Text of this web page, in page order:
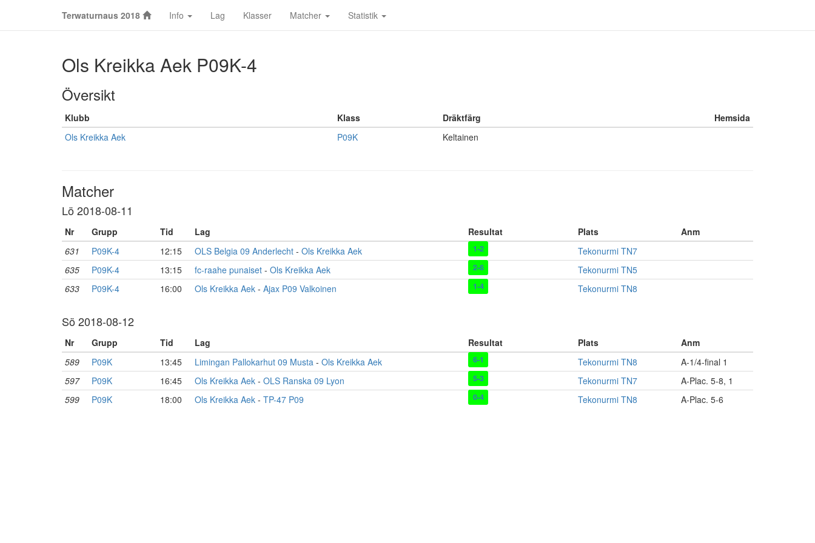
Terwaturnaus 2018 Info Lag Klasser Matcher Statistik
Ols Kreikka Aek P09K-4
Översikt
Klubb Klass Dräktfärg
Hemsida
Ols Kreikka Aek
P09K Keltainen
Matcher
Lö 2018-08-11
Nr Grupp Tid Lag Resultat Plats
Anm
631
P09K-4 12:15 OLS Belgia 09 Anderlecht - Ols Kreikka Aek 1-2
Tekonurmi TN7
635
P09K-4 13:15 fc-raahe punaiset - Ols Kreikka Aek 2-6
Tekonurmi TN5
633
P09K-4 16:00 Ols Kreikka Aek - Ajax P09 Valkoinen 1-4 Tekonurmi TN8
Sö 2018-08-12
Nr Grupp Tid Lag Resultat Plats
Anm
589
P09K 13:45 Limingan Pallokarhut 09 Musta - Ols Kreikka Aek 6-1 Tekonurmi TN8
A-1/4-final 1
597
P09K 16:45 Ols Kreikka Aek - OLS Ranska 09 Lyon 5-3 Tekonurmi TN7
A-Plac. 5-8, 1
599
P09K 18:00 Ols Kreikka Aek - TP-47 P09 0-4 Tekonurmi TN8 A-Plac. 5-6